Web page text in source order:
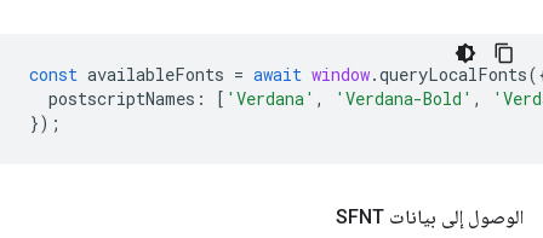
const availableFonts = await window.queryLocalFonts
postscriptNames : [ 'Verdana' , 'Verdana-Bold' ,
});
الوصول إلى بيانات SFNT